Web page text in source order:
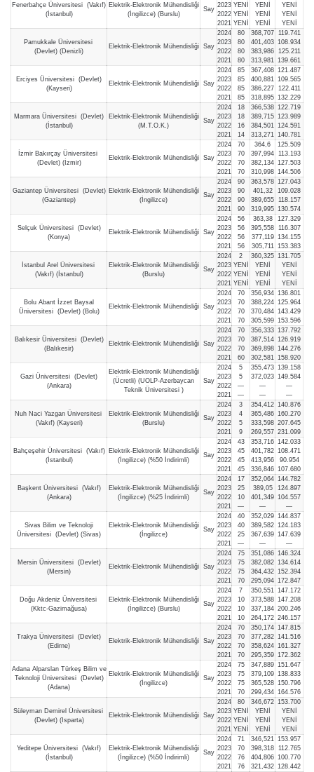
Fenerbahçe Üniversitesi (Vakıf)
(İstanbul)
Elektrik-Elektronik Mühendisliği
(İngilizce) (Burslu)
Say
2023
2022
2021
YENİ
YENİ
YENİ
YENİ
YENİ
YENİ
YENİ
YENİ
YENİ
Pamukkale Üniversitesi
(Devlet) (Denizli)
Elektrik-Elektronik Mühendisliği Say
2024
2023
2022
2021
80
80
80
80
368,707
401,403
383,986
313,981
119.741
108.934
125.211
139.661
Erciyes Üniversitesi (Devlet)
(Kayseri)
Elektrik-Elektronik Mühendisliği Say
2024
2023
2022
2021
85
85
85
85
367,408
400,881
386,227
318,895
121.487
109.565
122.411
132.229
Marmara Üniversitesi (Devlet)
(İstanbul)
Elektrik-Elektronik Mühendisliği
(M.T.O.K.)
Say
2024
2023
2022
2021
18
18
16
14
366,538
389,715
384,501
313,271
122.719
123.989
124.591
140.781
İzmir Bakırçay Üniversitesi
(Devlet) (İzmir)
Elektrik-Elektronik Mühendisliği Say
2024
2023
2022
2021
70
70
70
70
364,6
397,994
382,134
310,998
125.509
113.193
127.503
144.506
Gaziantep Üniversitesi (Devlet)
(Gaziantep)
Elektrik-Elektronik Mühendisliği
(İngilizce)
Say
2024
2023
2022
2021
90
90
90
90
363,578
401,32
389,655
319,995
127.043
109.028
118.157
130.574
Selçuk Üniversitesi (Devlet)
(Konya)
Elektrik-Elektronik Mühendisliği Say
2024
2023
2022
2021
56
56
56
56
363,38
395,558
377,119
305,711
127.329
116.307
134.155
153.383
İstanbul Arel Üniversitesi
(Vakıf) (İstanbul)
Elektrik-Elektronik Mühendisliği
(Burslu)
Say
2024
2023
2022
2021
2
YENİ
YENİ
YENİ
360,325
YENİ
YENİ
YENİ
131.705
YENİ
YENİ
YENİ
Bolu Abant İzzet Baysal
Üniversitesi (Devlet) (Bolu)
Elektrik-Elektronik Mühendisliği Say
2024
2023
2022
2021
70
70
70
70
356,934
388,224
370,484
305,599
136.801
125.964
143.429
153.596
Balıkesir Üniversitesi (Devlet)
(Balıkesir)
Elektrik-Elektronik Mühendisliği Say
2024
2023
2022
2021
70
70
70
60
356,333
387,514
369,898
302,581
137.792
126.919
144.276
158.920
Gazi Üniversitesi (Devlet)
(Ankara)
Elektrik-Elektronik Mühendisliği
(Ücretli) (UOLP-Azerbaycan
Teknik Üniversitesi )
Say
2024
2023
2022
2021
5
5
—
—
355,473
372,023
—
—
139.158
149.584
—
—
Nuh Naci Yazgan Üniversitesi
(Vakıf) (Kayseri)
Elektrik-Elektronik Mühendisliği
(Burslu)
Say
2024
2023
2022
2021
3
4
5
9
354,412
365,486
333,598
269,557
140.876
160.270
207.645
231.099
Bahçeşehir Üniversitesi (Vakıf)
(İstanbul)
Elektrik-Elektronik Mühendisliği
(İngilizce) (%50 İndirimli)
Say
2024
2023
2022
2021
43
45
45
45
353,716
401,782
413,956
336,846
142.033
108.471
90.954
107.680
Başkent Üniversitesi (Vakıf)
(Ankara)
Elektrik-Elektronik Mühendisliği
(İngilizce) (%25 İndirimli)
Say
2024
2023
2022
2021
17
25
10
—
352,064
389,05
401,349
—
144.782
124.897
104.557
—
Sivas Bilim ve Teknoloji
Üniversitesi (Devlet) (Sivas)
Elektrik-Elektronik Mühendisliği
(İngilizce)
Say
2024
2023
2022
2021
40
40
25
—
352,029
389,582
367,639
—
144.837
124.183
147.639
—
Mersin Üniversitesi (Devlet)
(Mersin)
Elektrik-Elektronik Mühendisliği Say
2024
2023
2022
2021
75
75
75
70
351,086
382,082
364,432
295,094
146.324
134.614
152.394
172.847
Doğu Akdeniz Üniversitesi
(Kktc-Gazimağusa)
Elektrik-Elektronik Mühendisliği
(İngilizce) (Burslu)
Say
2024
2023
2022
2021
7
10
10
10
350,551
373,588
337,184
264,172
147.172
147.208
200.246
246.157
Trakya Üniversitesi (Devlet)
(Edirne)
Elektrik-Elektronik Mühendisliği Say
2024
2023
2022
2021
70
70
70
70
350,174
377,282
358,624
295,359
147.815
141.516
161.327
172.362
Adana Alparslan Türkeş Bilim ve
Teknoloji Üniversitesi (Devlet)
(Adana)
Elektrik-Elektronik Mühendisliği
(İngilizce)
Say
2024
2023
2022
2021
75
75
75
70
347,889
379,109
365,528
299,434
151.647
138.833
150.796
164.576
Süleyman Demirel Üniversitesi
(Devlet) (Isparta)
Elektrik-Elektronik Mühendisliği Say
2024
2023
2022
2021
80
YENİ
YENİ
YENİ
346,672
YENİ
YENİ
YENİ
153.700
YENİ
YENİ
YENİ
Yeditepe Üniversitesi (Vakıf)
(İstanbul)
Elektrik-Elektronik Mühendisliği
(İngilizce) (%50 İndirimli)
Say
2024
2023
2022
2021
71
70
76
76
346,521
398,318
404,806
321,432
153.957
112.765
100.770
128.442